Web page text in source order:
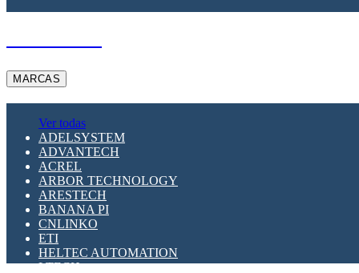
MARCAS
Ver todas
ADELSYSTEM
ADVANTECH
ACREL
ARBOR TECHNOLOGY
ARESTECH
BANANA PI
CNLINKO
ETI
HELTEC AUTOMATION
LTECH